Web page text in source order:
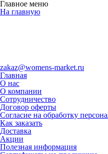
Главное меню
На главную
zakaz@womens-market.ru
Главная
О нас
О компании
Сотрудничество
Договор оферты
Согласие на обработку
Как заказать
Доставка
Акции
Полезная информация